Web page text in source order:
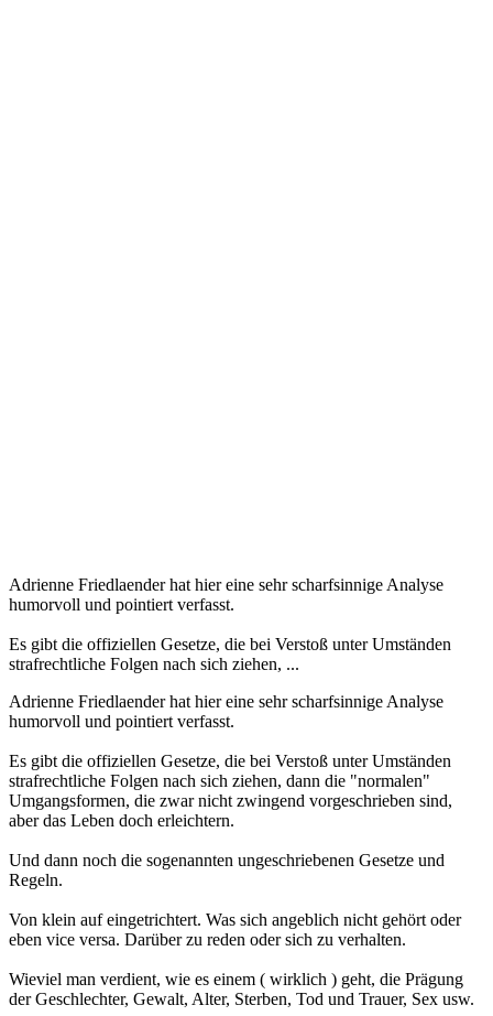
Adrienne Friedlaender hat hier eine sehr scharfsinnige Analyse
humorvoll und pointiert verfasst.
Es gibt die offiziellen Gesetze, die bei Verstoß unter Umständen
strafrechtliche Folgen nach sich ziehen, ...
Adrienne Friedlaender hat hier eine sehr scharfsinnige Analyse
humorvoll und pointiert verfasst.
Es gibt die offiziellen Gesetze, die bei Verstoß unter Umständen
strafrechtliche Folgen nach sich ziehen, dann die "normalen"
Umgangsformen, die zwar nicht zwingend vorgeschrieben sind,
aber das Leben doch erleichtern.
Und dann noch die sogenannten ungeschriebenen Gesetze und
Regeln.
Von klein auf eingetrichtert. Was sich angeblich nicht gehört oder
eben vice versa. Darüber zu reden oder sich zu verhalten.
Wieviel man verdient, wie es einem ( wirklich ) geht, die Prägung
der Geschlechter, Gewalt, Alter, Sterben, Tod und Trauer, Sex usw.